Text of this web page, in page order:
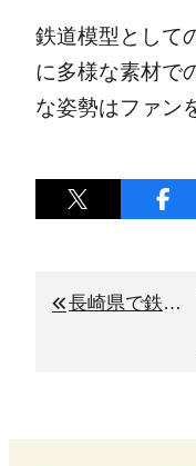
鉄道模型として
に多様な素材で
な姿勢はファン
長崎県で鉄道グッズを売るなら鉄道本舗